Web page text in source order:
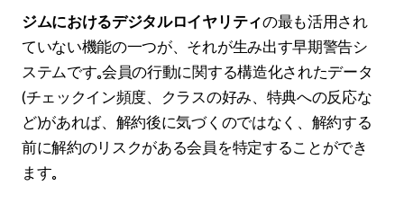
ジムにおけるデジタルロイヤリティの最も活用され
ていない機能の一つが、それが生み出す早期警告シ
ステムです。会員の行動に関する構造化されたデータ
（チェックイン頻度、クラスの好み、特典への反応な
ど）があれば、解約後に気づくのではなく、解約する
前に解約のリスクがある会員を特定することができ
ます。